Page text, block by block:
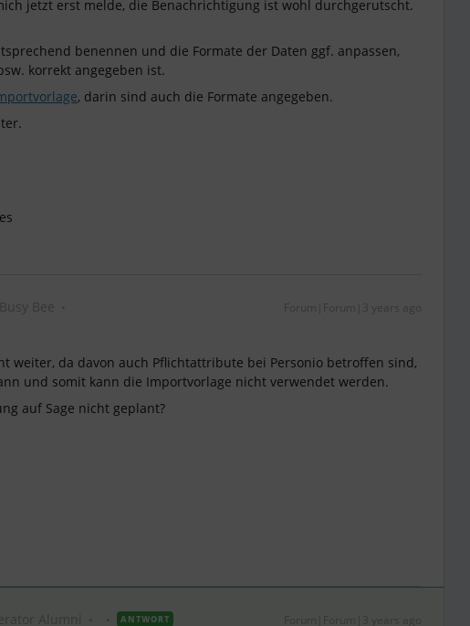
jetzt erst melde, die Benachrichtigung ist wohl durchgerutscht.
benennen und die Formate der Daten ggf. anpassen,
korrekt angegeben ist.
, darin sind auch die Formate angegeben.
Busy Bee Forum|Forum|3 years ago
weiter, da davon auch Pflichtattribute bei Personio betroffen sind,
und somit kann die Importvorlage nicht verwendet werden.
auf Sage nicht geplant?
ANTWORT